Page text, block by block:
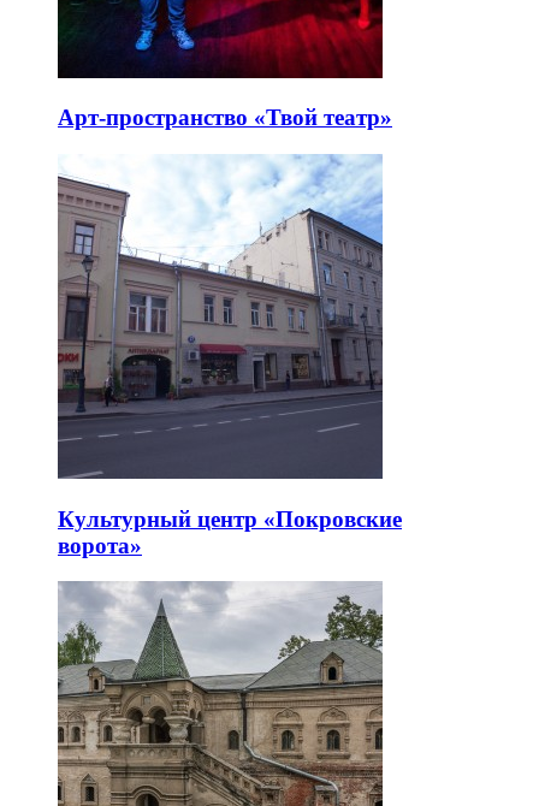
Арт-пространство «Твой театр»
Культурный центр «Покровские
ворота»